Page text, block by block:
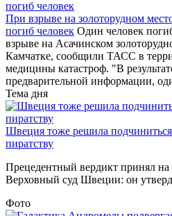
При взрыве на золоторудном
погиб человек Один человек
взрыве на Асачинском
Камчатке, сообщили ТАСС в
медицины катастроф. "В
предварительной информации,
Тема дня
Швеция тоже решила
пиратству
Прецедентный вердикт принял на
Верховный суд Швеции: он
Фото